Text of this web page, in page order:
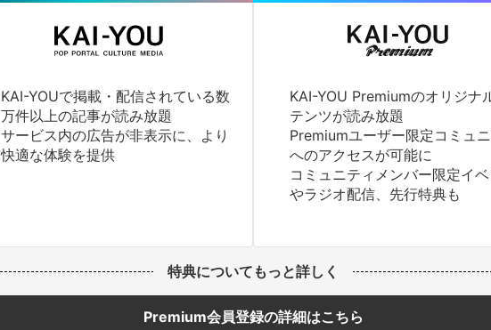
KAI-YOUで掲載・配信されている数
万件以上の記事が読み放題
サービス内の広告が非表示に、より
快適な体験を提供
KAI-YOU Premiumのオリジナ
テンツが読み放題
Premiumユーザー限定コミュ
へのアクセスが可能に
コミュニティメンバー限定イベ
やラジオ配信、先行特典も
特典についてもっと詳しく
Premium会員登録の詳細はこちら